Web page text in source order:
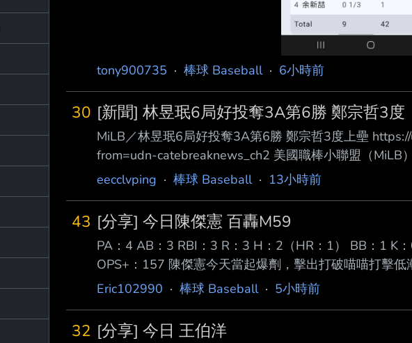
tony900735 · 棒球 Baseball· 6小時前
30 [新聞] 林昱珉6局好投奪3A第6勝 鄭宗哲3度
MiLB／林昱珉6局好投奪3A第6勝 鄭宗哲3度上壘
from=udn-catebreaknews_ch2 美國職棒小聯盟（MiLB
今天以6局失2分的優質 先發拿下本季第6勝；紅襪隊3A
2人 上壘危機，但靠雙殺、滾地球出局化解，第3局、第
eecclvping · 棒球 Baseball· 13小時前
43 [分享] 今日陳傑憲 百轟M59
PA：4 AB：3 RBI：3 R：3 H：2（HR：1） BB：1 K
OPS+：157 陳傑憲今天當起爆劑，擊出打破喵喵打擊
M59 ，賽後OPS+上升至157。 陳傑憲目前還差14打席
--
Eric102990 · 棒球 Baseball· 5小時前
32 [分享] 今日 王伯洋